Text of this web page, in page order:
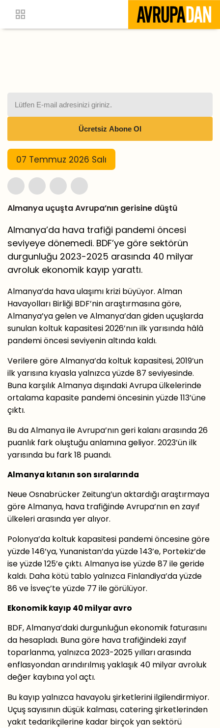
07 Temmuz 2026 Salı
Almanya uçuşta Avrupa’nın gerisine düştü
Almanya’da hava trafiği pandemi öncesi
seviyeye dönemedi. BDF’ye göre sektörün
durgunluğu 2023-2025 arasında 40 milyar
avroluk ekonomik kayıp yarattı.
Almanya’da hava ulaşımı krizi büyüyor. Alman
Havayolları Birliği BDF’nin araştırmasına göre,
Almanya’ya gelen ve Almanya’dan giden uçuşlarda
sunulan koltuk kapasitesi 2026’nın ilk yarısında hâlâ
pandemi öncesi seviyenin altında kaldı.
Verilere göre Almanya’da koltuk kapasitesi, 2019’un
ilk yarısına kıyasla yalnızca yüzde 87 seviyesinde.
Buna karşılık Almanya dışındaki Avrupa ülkelerinde
ortalama kapasite pandemi öncesinin yüzde 113’üne
çıktı.
Bu da Almanya ile Avrupa’nın geri kalanı arasında 26
puanlık fark oluştuğu anlamına geliyor. 2023’ün ilk
yarısında bu fark 18 puandı.
Almanya kıtanın son sıralarında
Neue Osnabrücker Zeitung’un aktardığı araştırmaya
göre Almanya, hava trafiğinde Avrupa’nın en zayıf
ülkeleri arasında yer alıyor.
Polonya’da koltuk kapasitesi pandemi öncesine göre
yüzde 146’ya, Yunanistan’da yüzde 143’e, Portekiz’de
ise yüzde 125’e çıktı. Almanya ise yüzde 87 ile geride
kaldı. Daha kötü tablo yalnızca Finlandiya’da yüzde
86 ve İsveç’te yüzde 77 ile görülüyor.
Ekonomik kayıp 40 milyar avro
BDF, Almanya’daki durgunluğun ekonomik faturasını
da hesapladı. Buna göre hava trafiğindeki zayıf
toparlanma, yalnızca 2023-2025 yılları arasında
enflasyondan arındırılmış yaklaşık 40 milyar avroluk
değer kaybına yol açtı.
Bu kayıp yalnızca havayolu şirketlerini ilgilendirmiyor.
Uçuş sayısının düşük kalması, catering şirketlerinden
yakıt tedarikçilerine kadar birçok yan sektörü